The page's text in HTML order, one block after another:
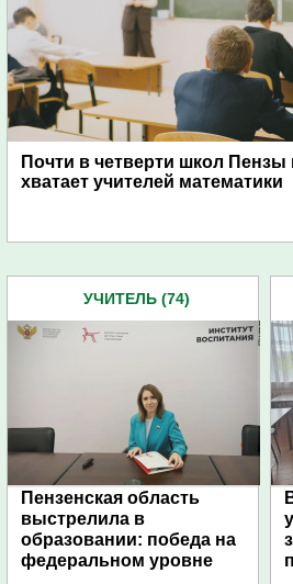
Почти в четверти школ Пензы
хватает учителей математики
УЧИТЕЛЬ (74)
Пензенская область
выстрелила в
образовании: победа на
федеральном уровне